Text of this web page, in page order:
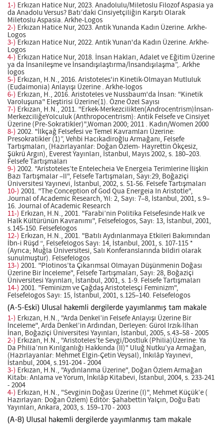
1-) Erkızan Hatice Nur, 2023. Anadolulu/Miletoslu Filozof Aspasia ya
da Anadolu Versus? Batı’daki Cinsiyetçiliğin Karşıtı Olarak
Miletoslu Aspasia. Arkhe-Logos
2-) Erkızan Hatice Nur, 2023. Antik Yunanda Kadın Üzerine. Arkhe-
Logos
3-) Erkızan Hatice Nur, 2022. Antik Yunan'da Kadın Üzerine. Arkhe-
Logos
4-) Erkızan Hatice Nur, 2018. İnsan Hakları, Adalet ve Eğitim Üzerine
ya da İnsanileşme ve İnsandışılaştırma/İnsandışılaşma”,. Arkhe
logos
5-) Erkızan, H.N., 2016. Aristoteles'in Kinetik-Olmayan Mutluluk
(Eudaimonia) Anlayışı Üzerine . Arkhe-logos
6-) Erkızan, H., 2016. Aristoteles ve Nussbaum'da İnsan: "Kinetik
Varoluşuna" Eleştirisi Üzerine(1). Özne Özel Sayısı
7-) Erkızan, H.N., 2011. "Erkek-Merkezcilikten(Androcentrism)İnsan-
MerkezciliğeYolculuk (Anthropocentrism): Antik Felsefe ve Cinsiyet
Üzerine (Pre-Sokratikler)",Woman 2000; 2011 . Kadın/Women 2000
8-) 2002. "İlkçağ Felsefesi ve Temel Kavramları Üzerine:
Presokratikler (1)”, Vehbi Hacıkadiroğlu Armağanı, Felsefe
Tartışmaları, (Hazırlayanlar: Doğan Özlem- Hayrettin Ökçesiz,
Şükrü Argın), Everest Yayınları, İstanbul, Mayıs 2002, s. 180–203.
Felsefe Tartışmaları
9-) 2002. "Aristoteles’te Entelecheia Ve Energeia Terimlerine İlişkin
Bazı Tartışmalar –II", Felsefe Tartışmaları, Sayı:29, Boğaziçi
Üniversitesi Yayınevi, İstanbul, 2002, s. 51-56. Felsefe Tartışmaları
10-) 2001. "The Conception of God Qua Energeia In Aristotle",
Journal of Academic Research, Yıl: 2, Sayı: 7–8, İstanbul, 2001, s.9–
16. Journal of Academic Research
11-) Erkızan, H.N., 2001. "Farabi’nin Politika Felsefesinde Halk ve
Halk Kültürünün Kavranımı", Felsefelogos, Sayı: 13, İstanbul, 2001,
s.145-150. Felsefelogos
12-) Erkızan, H.N., 2001. "Batılı Aydınlanmaya Etkileri Bakımından
İbn-i Rüşd “, Felsefelogos Sayı: 14, İstanbul, 2001, s. 107-115 *
(Ayrıca; Muğla Üniversitesi, Salı Konferanslarında bildiri olarak
sunulmuştur). Felsefelogos
13-) 2001. "Plotinos’ta Çıkarımsal Olmayan Düşünmenin Doğası
Üzerine Bir İnceleme", Felsefe Tartışmaları, Sayı: 28, Boğaziçi
Üniversitesi Yayınları, İstanbul, 2001, s. 1-9. Felsefe Tartışmaları
14-) 2001. "Feminizm ve Çağdaş Aristotelesçi Feminizm",
Felsefelogos Sayı: 15, İstanbul, 2001, s.125–140. Felsefelogos
(A-5-Eski) Ulusal hakemli dergilerde yayımlanmış tam makale
1-) Erkızan, H.N., "Arda Denkel’in Felsefe Anlayışı Üzerine Bir
İnceleme", Arda Denkel’in Ardından, Derleyen: Gürol Irzık-İlhan
İnan, Boğaziçi Üniversitesi Yayınları, İstanbul, 2005, s.43–58 - 2005
2-) Erkızan, H.N., "Aristoteles’te Sevgi/Dostluk (Philia)Üzerine: Ya
Da Philia’nın Kırılganlığı Hakkında (II)" Uluğ Nutku’ya Armağan,
(Hazırlayanlar: Mehmet Elgin-Çetin Veysal), İnkılâp Yayınevi,
İstanbul, 2004, s.191-204 - 2004
3-) Erkızan, H.N., "Aydınlanma Üzerine", Doğan Özlem Armağan
Kitabı: Anlama ve Yorum, İnkılâp Kitabevi, İstanbul, 2004, s. 233-241
- 2004
4-) Erkızan, H.N., "Sevginin Doğası Üzerine (I)", Mehmet Küçük’e (
Hazırlayan: Doğan Özlem) Editör: Şahabettin Yalçın, Doğu Batı
Yayınları, Ankara, 2003, s. 159–170 - 2003
(A-8) Ulusal hakemli dergilerde yayımlanmış tam makale